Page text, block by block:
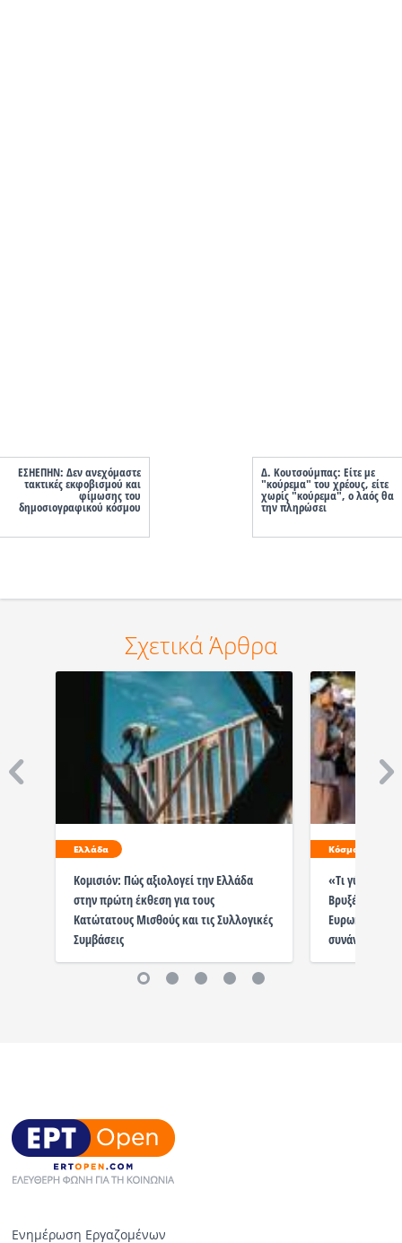
EΣΗΕΠΗΝ: Δεν ανεχόμαστε
τακτικές εκφοβισμού και
φίμωσης του
δημοσιογραφικού κόσμου
Δ. Κουτσούμπας: Είτε με
"κούρεμα" του χρέους, είτε
χωρίς "κούρεμα", ο λαός θα
την πληρώσει
Σχετικά Άρθρα
Ελλάδα
Κομισιόν: Πώς αξιολογεί την Ελλάδα
στην πρώτη έκθεση για τους
Κατώτατους Μισθούς και τις Συλλογικές
Συμβάσεις
Κόσμος
«Τι γύρευαν
Βρυξέλλες;»:
συνάντηση με
Ενημέρωση Εργαζομένων